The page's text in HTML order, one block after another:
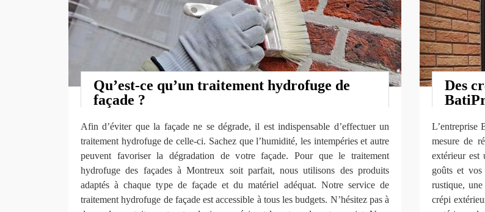
Qu’est-ce qu’un traitement hydrofuge de
façade ?
Afin d’éviter que la façade ne se dégrade, il est indispensable d’effectuer un
traitement hydrofuge de celle-ci. Sachez que l’humidité, les intempéries et autre
peuvent favoriser la dégradation de votre façade. Pour que le traitement
hydrofuge des façades à Montreux soit parfait, nous utilisons des produits
adaptés à chaque type de façade et du matériel adéquat. Notre service de
traitement hydrofuge de façade est accessible à tous les budgets. N’hésitez pas à
Des
L’entreprise
mesure de
extérieur est
goûts et
rustique,
crépi